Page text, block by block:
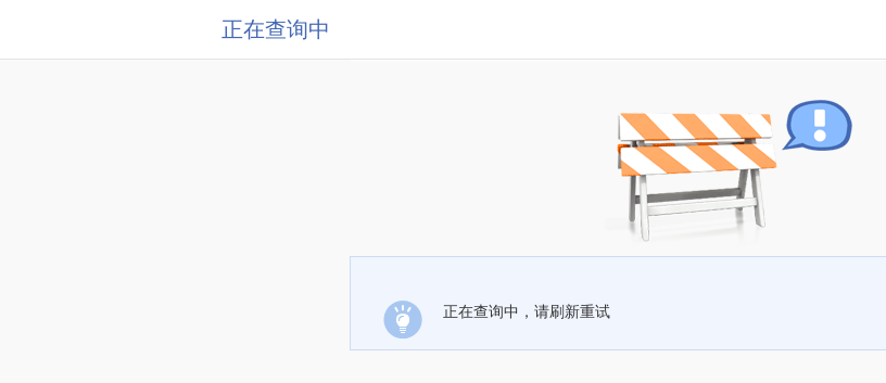
正在查询中
正在查询中，请刷新重试